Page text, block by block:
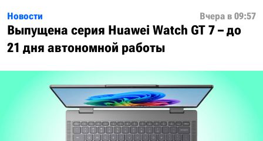
Новости Вчера в 09:57
Выпущена серия Huawei Watch GT 7 – до
21 дня автономной работы